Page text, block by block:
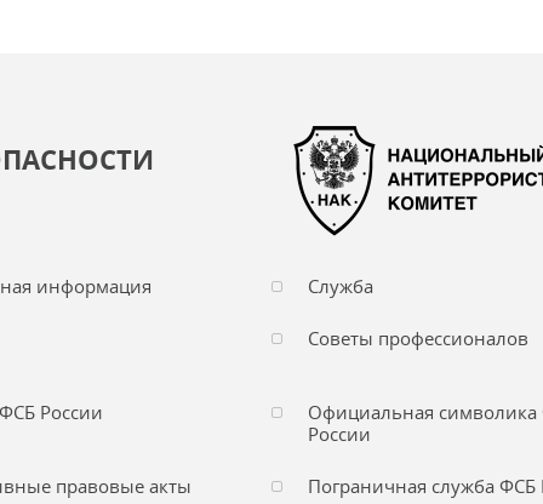
информация Служба
Советы профессионалов
России
Официальная
России
правовые акты Пограничная служба ФСБ